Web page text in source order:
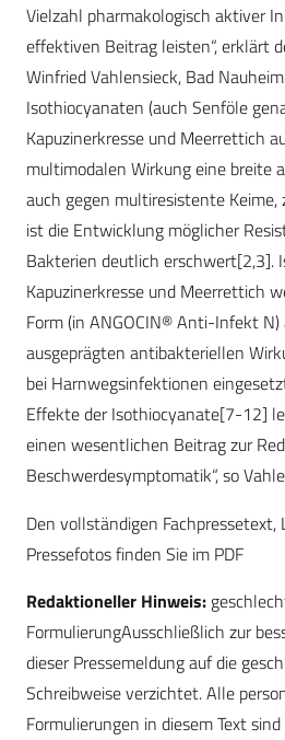
Vielzahl pharmakologisch aktiver
effektiven Beitrag leisten“, erklärt
Winfried Vahlensieck, Bad
Isothiocyanaten (auch Senföle
Kapuzinerkresse und Meerrettich
multimodalen Wirkung eine breite
auch gegen multiresistente Keime,
ist die Entwicklung möglicher
Bakterien deutlich erschwert[2,3].
Kapuzinerkresse und Meerrettich
Form (in ANGOCIN® Anti-Infekt
ausgeprägten antibakteriellen
bei Harnwegsinfektionen
Effekte der Isothiocyanate[7-12]
einen wesentlichen Beitrag zur
Beschwerdesymptomatik“, so
Den vollständigen
Pressefotos finden Sie im PDF
Redaktioneller Hinweis:
FormulierungAusschließlich zur
dieser Pressemeldung auf die
Schreibweise verzichtet. Alle
Formulierungen in diesem Text